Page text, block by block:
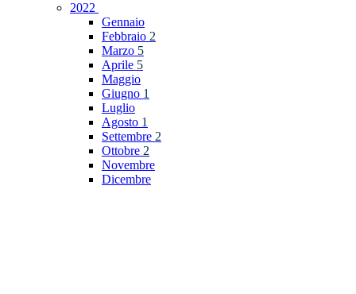
2022
Gennaio
Febbraio 2
Marzo 5
Aprile 5
Maggio
Giugno 1
Luglio
Agosto 1
Settembre 2
Ottobre 2
Novembre
Dicembre